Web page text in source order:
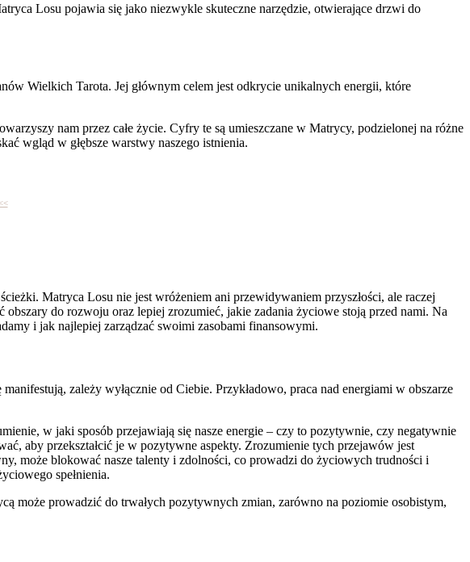
Losu pojawia się jako niezwykle skuteczne narzędzie, otwierające drzwi do
Wielkich Tarota. Jej głównym celem jest odkrycie unikalnych energii, które
nam przez całe życie. Cyfry te są umieszczane w Matrycy, podzielonej na różne
wgląd w głębsze warstwy naszego istnienia.
Matryca Losu nie jest wróżeniem ani przewidywaniem przyszłości, ale raczej
do rozwoju oraz lepiej zrozumieć, jakie zadania życiowe stoją przed nami. Na
i jak najlepiej zarządzać swoimi zasobami finansowymi.
zależy wyłącznie od Ciebie. Przykładowo, praca nad energiami w obszarze
w jaki sposób przejawiają się nasze energie – czy to pozytywnie, czy negatywnie
aby przekształcić je w pozytywne aspekty. Zrozumienie tych przejawów jest
może blokować nasze talenty i zdolności, co prowadzi do życiowych trudności i
spełnienia.
może prowadzić do trwałych pozytywnych zmian, zarówno na poziomie osobistym,